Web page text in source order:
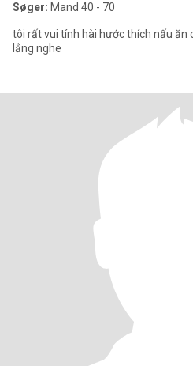
Søger: Mand 40 - 70
tôi rất vui tính hài hước thích nấu ăn
lắng nghe